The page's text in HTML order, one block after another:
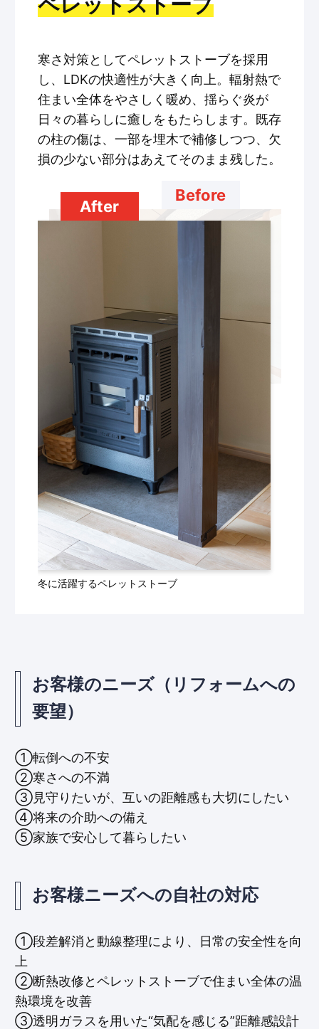
寒さ対策としてペレットストーブを採用
し、LDKの快適性が大きく向上。輻射熱で
住まい全体をやさしく暖め、揺らぐ炎が
日々の暮らしに癒しをもたらします。既存
の柱の傷は、一部を埋木で補修しつつ、欠
損の少ない部分はあえてそのまま残した。
Before
冬に活躍するペレットストーブ
After
お客様のニーズ（リフォームへの
要望）
①転倒への不安
②寒さへの不満
③見守りたいが、互いの距離感も大切にしたい
④将来の介助への備え
⑤家族で安心して暮らしたい
お客様ニーズへの自社の対応
①段差解消と動線整理により、日常の安全性を向
上
②断熱改修とペレットストーブで住まい全体の温
熱環境を改善
③透明ガラスを用いた“気配を感じる”距離感設計